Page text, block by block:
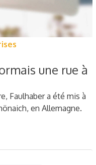
une rue à
Faulhaber a été mis à
en Allemagne.